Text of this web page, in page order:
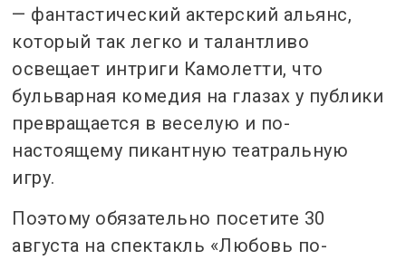
— фантастический актерский альянс,
который так легко и талантливо
освещает интриги Камолетти, что
бульварная комедия на глазах у публики
превращается в веселую и по-
настоящему пикантную театральную
игру.
Поэтому обязательно посетите 30
августа на спектакль «Любовь по-